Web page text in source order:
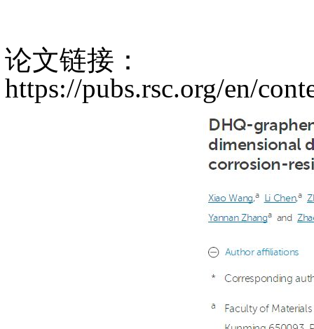
论文链接：
https://pubs.rsc.org/en/